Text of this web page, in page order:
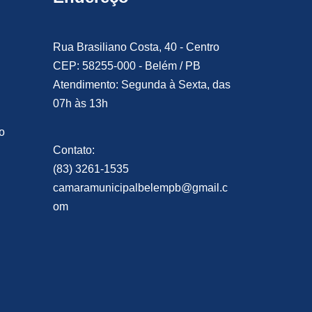
Rua Brasiliano Costa, 40 - Centro
CEP: 58255-000 - Belém / PB
Atendimento: Segunda à Sexta, das
07h às 13h
Contato:
(83) 3261-1535
camaramunicipalbelempb@gmail.c
om